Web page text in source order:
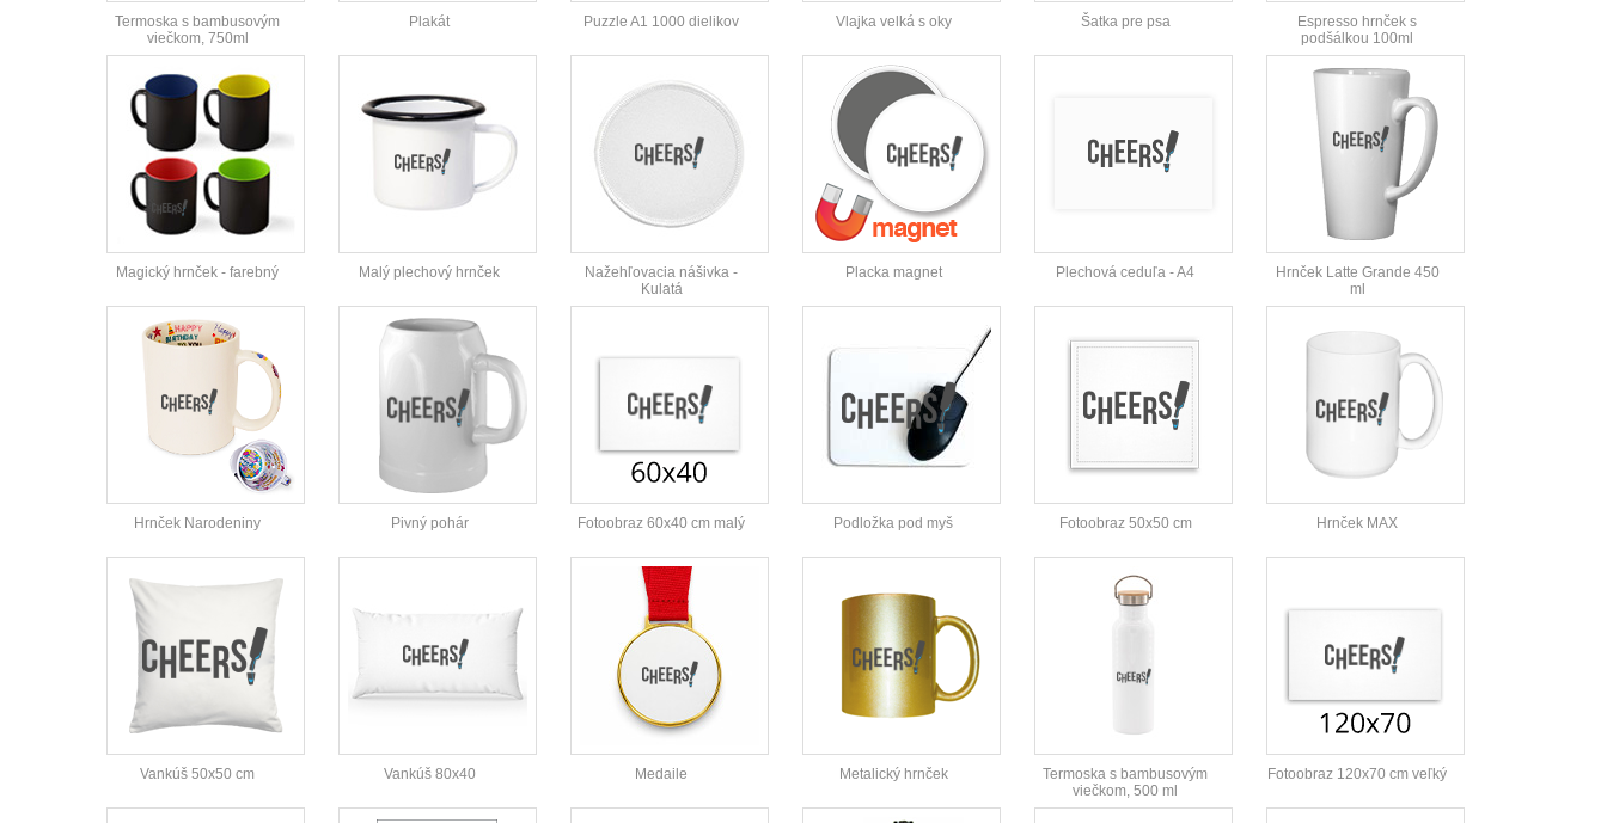
Termoska s bambusovým
viečkom, 750ml
Plakát Puzzle A1 1000 dielikov Vlajka velká s oky Šatka pre psa
Espresso hrnček s
podšálkou 100ml
Magický hrnček - farebný Malý plechový hrnček
Nažehľovacia nášivka -
Kulatá
Placka magnet Plechová ceduľa - A4
Hrnček Latte Grande 450
ml
Hrnček Narodeniny Pivný pohár Fotoobraz 60x40 cm malý Podložka pod myš Fotoobraz 50x50 cm Hrnček MAX
Vankúš 50x50 cm Vankúš 80x40 Medaile Metalický hrnček
Termoska s bambusovým
viečkom, 500 ml
Fotoobraz 120x70 cm veľký